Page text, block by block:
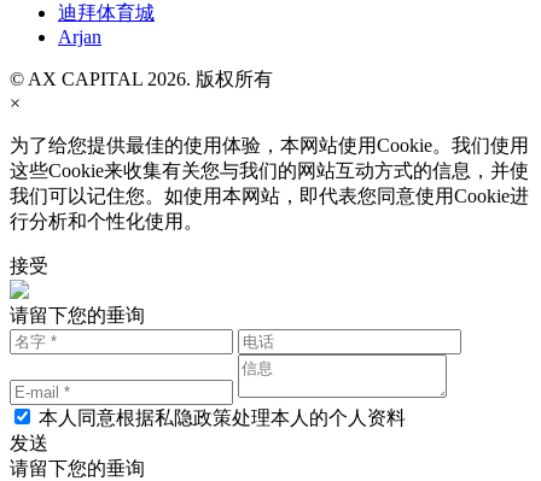
迪拜体育城
Arjan
© AX CAPITAL 2026. 版权所有
×
为了给您提供最佳的使用体验，本网站使用Cookie。我们使用
这些Cookie来收集有关您与我们的网站互动方式的信息，并使
我们可以记住您。如使用本网站，即代表您同意使用Cookie进
行分析和个性化使用。
接受
请留下您的垂询
本人同意根据私隐政策处理本人的个人资料
发送
请留下您的垂询